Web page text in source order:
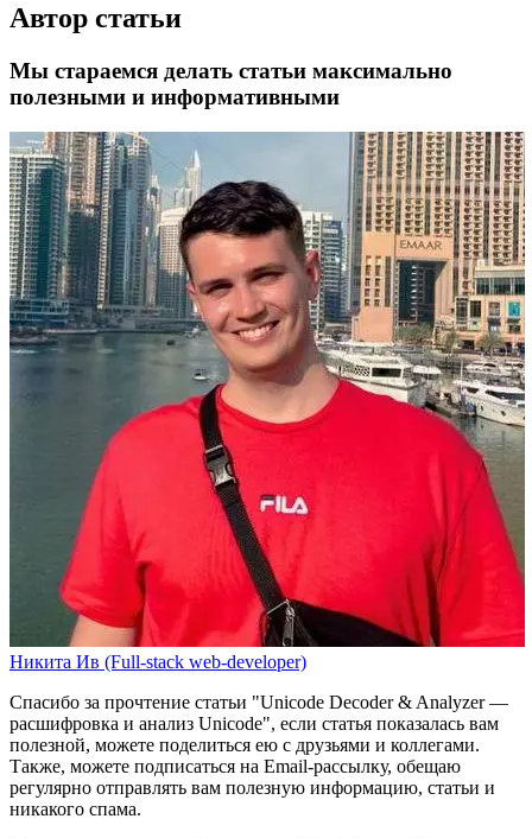
Автор статьи
Мы стараемся делать статьи максимально
полезными и информативными
Никита Ив (Full-stack web-developer)
Спасибо за прочтение статьи "Unicode Decoder & Analyzer —
расшифровка и анализ Unicode", если статья показалась вам
полезной, можете поделиться ею с друзьями и коллегами.
Также, можете подписаться на Email-рассылку, обещаю
регулярно отправлять вам полезную информацию, статьи и
никакого спама.